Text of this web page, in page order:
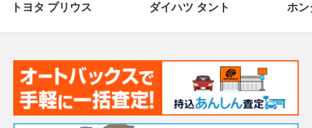
トヨタ プリウス ダイハツ タント ホン